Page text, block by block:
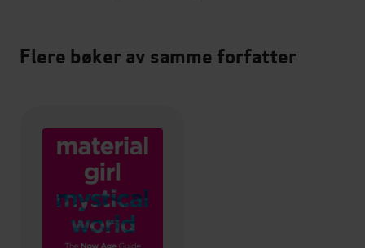
Flere bøker av samme forfatter